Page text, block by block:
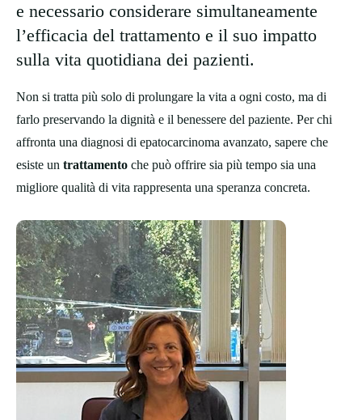
e necessario considerare simultaneamente
l’efficacia del trattamento e il suo impatto
sulla vita quotidiana dei pazienti.
Non si tratta più solo di prolungare la vita a ogni costo, ma di
farlo preservando la dignità e il benessere del paziente. Per chi
affronta una diagnosi di epatocarcinoma avanzato, sapere che
esiste un trattamento che può offrire sia più tempo sia una
migliore qualità di vita rappresenta una speranza concreta.